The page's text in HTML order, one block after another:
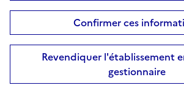
Confirmer ces
Revendiquer l'établissement
gestionnaire